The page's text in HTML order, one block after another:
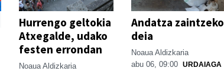
Hurrengo geltokia
Atxegalde, udako
festen errondan
Noaua Aldizkaria
Andatza zaintzeko
deia
Noaua Aldizkaria
abu 06, 09:00 URDAIAGA